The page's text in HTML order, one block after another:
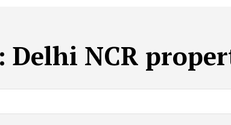
Delhi NCR